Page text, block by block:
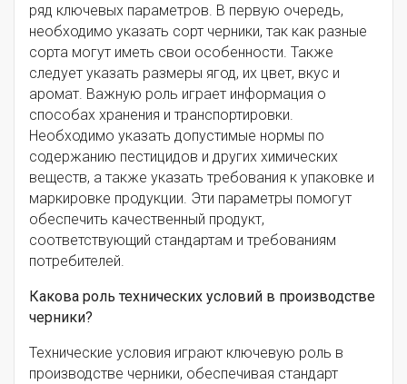
ряд ключевых параметров. В первую очередь,
необходимо указать сорт черники, так как разные
сорта могут иметь свои особенности. Также
следует указать размеры ягод, их цвет, вкус и
аромат. Важную роль играет информация о
способах хранения и транспортировки.
Необходимо указать допустимые нормы по
содержанию пестицидов и других химических
веществ, а также указать требования к упаковке и
маркировке продукции. Эти параметры помогут
обеспечить качественный продукт,
соответствующий стандартам и требованиям
потребителей.
Какова роль технических условий в производстве
черники?
Технические условия играют ключевую роль в
производстве черники, обеспечивая стандарт